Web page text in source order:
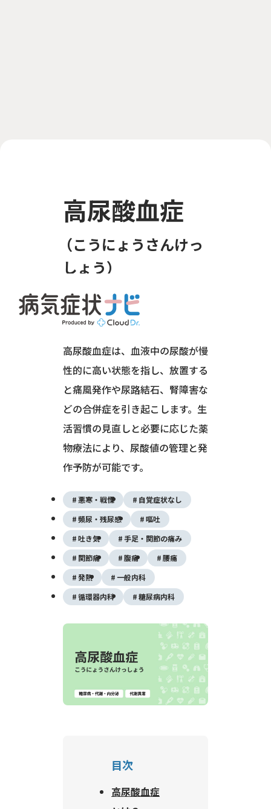
高尿酸血症
こうにょうさんけっ
しょう
糖尿病・代謝・内分泌
高尿酸血症は、血液中の尿酸が慢
性的に高い状態を指し、放置する
と痛風発作や尿路結石、腎障害な
どの合併症を引き起こします。生
活習慣の見直しと必要に応じた薬
物療法により、尿酸値の管理と発
作予防が可能です。
悪寒・戦慄
自覚症状なし
頻尿・残尿感
嘔吐
吐き気
手足・関節の痛み
関節痛
腹痛
腰痛
発熱
一般内科
循環器内科
糖尿病内科
目次
高尿酸血症